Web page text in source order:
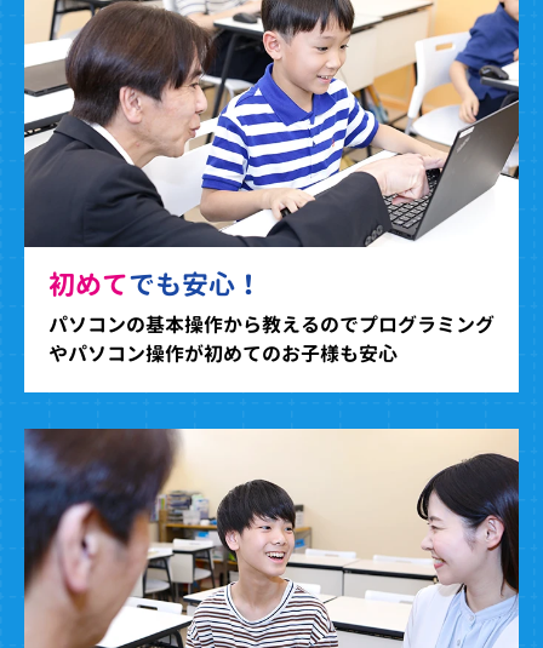
初めてでも安心！
パソコンの基本操作から教えるのでプログラミング
やパソコン操作が初めてのお子様も安心